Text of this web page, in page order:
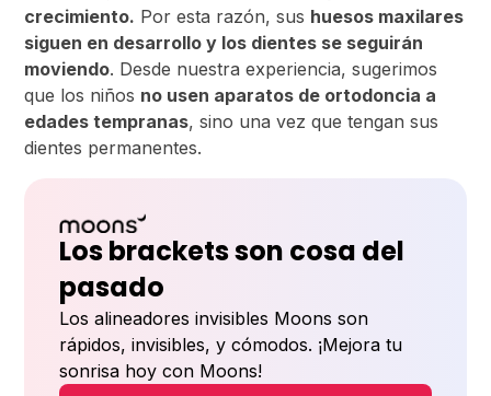
crecimiento. Por esta razón, sus huesos maxilares
siguen en desarrollo y los dientes se seguirán
moviendo. Desde nuestra experiencia, sugerimos
que los niños no usen aparatos de ortodoncia a
edades tempranas, sino una vez que tengan sus
dientes permanentes.
Los brackets son cosa del
pasado
Los alineadores invisibles Moons son
rápidos, invisibles, y cómodos. ¡Mejora tu
sonrisa hoy con Moons!